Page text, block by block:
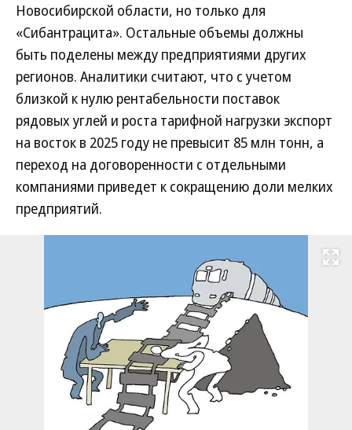
Новосибирской области, но только для
«Сибантрацита». Остальные объемы должны
быть поделены между предприятиями других
регионов. Аналитики считают, что с учетом
близкой к нулю рентабельности поставок
рядовых углей и роста тарифной нагрузки экспорт
на восток в 2025 году не превысит 85 млн тонн, а
переход на договоренности с отдельными
компаниями приведет к сокращению доли мелких
предприятий.
Развернуть